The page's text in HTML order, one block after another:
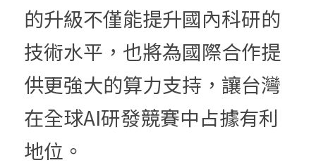
的升級不僅能提升國內科研的
技術水平，也將為國際合作提
供更強大的算力支持，讓台灣
在全球AI研發競賽中占據有利
地位。